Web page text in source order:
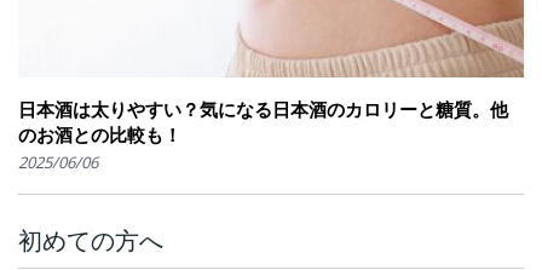
日本酒は太りやすい？気になる日本酒のカロリーと糖質。他
のお酒との比較も！
2025/06/06
初めての方へ